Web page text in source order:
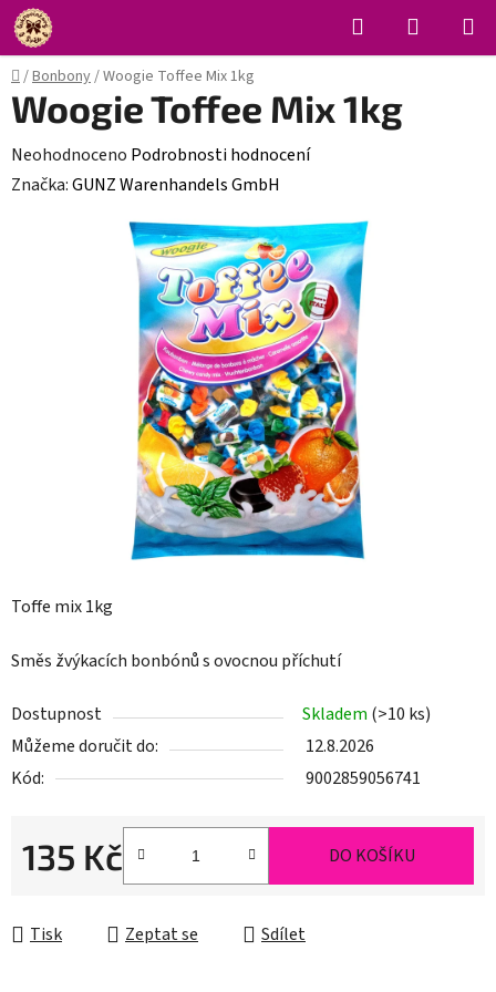
Přejít
na
obsah
Hledat
KOŠÍK
Domů
/Bonbony/Woogie Toffee Mix 1kg
Toffe mix 1kg
Směs žvýkacích bonbónů s ovocnou příchutí
Dostupnost Skladem (>10 ks)
Můžeme doručit do:
12.8.2026
Kód:
9002859056741
135 Kč DO KOŠÍKU
Tisk Zeptat se Sdílet
Woogie Toffee Mix 1kg
Průměrné
hodnocení
Neohodnoceno Podrobnosti hodnocení
Značka:GUNZ Warenhandels GmbH